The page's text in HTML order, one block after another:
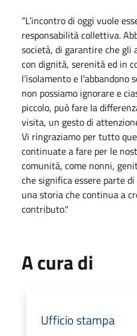
“L’incontro di oggi vuole
responsabilità collettiva.
società, di garantire che
con dignità, serenità ed in
l’isolamento e
non possiamo ignorare e
piccolo, può fare la
visita, un gesto di
Vi ringraziamo per tutto
continuate a fare per le
comunità, come nonni,
che significa essere parte
una storia che continua a
contributo."
A cura di
Ufficio stampa